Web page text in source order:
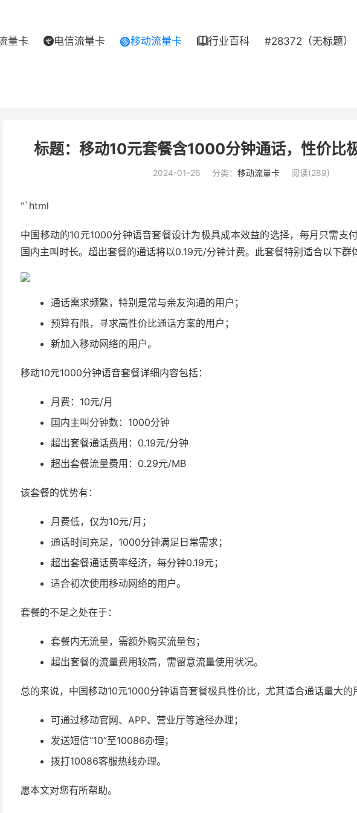
量卡 电信流量卡 移动流量卡 行业百科 #28372（无标题）
标题：移动10元套餐含1000分钟通话，性价比
2024-01-26 分类： 移动流量卡 阅读(289)
“`html
中国移动的10元1000分钟语音套餐设计为极具成本效益的选择，每月只需支
国内主叫时长。超出套餐的通话将以0.19元/分钟计费。此套餐特别适合以下群
通话需求频繁，特别是常与亲友沟通的用户；
预算有限，寻求高性价比通话方案的用户；
新加入移动网络的用户。
移动10元1000分钟语音套餐详细内容包括：
月费：10元/月
国内主叫分钟数：1000分钟
超出套餐通话费用：0.19元/分钟
超出套餐流量费用：0.29元/MB
该套餐的优势有：
月费低，仅为10元/月；
通话时间充足，1000分钟满足日常需求；
超出套餐通话费率经济，每分钟0.19元；
适合初次使用移动网络的用户。
套餐的不足之处在于：
套餐内无流量，需额外购买流量包；
超出套餐的流量费用较高，需留意流量使用状况。
总的来说，中国移动10元1000分钟语音套餐极具性价比，尤其适合通话量大的
可通过移动官网、APP、营业厅等途径办理；
发送短信“10”至10086办理；
拨打10086客服热线办理。
愿本文对您有所帮助。